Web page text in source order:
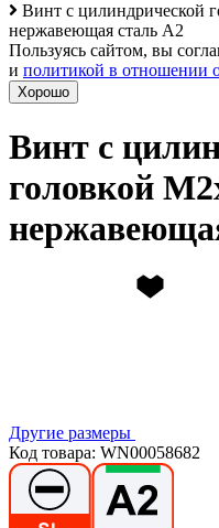
Винт с цилиндрической
нержавеющая сталь А2
Пользуясь сайтом, вы
и политикой в отношении
Хорошо
Винт с
головкой
Другие размеры
Код товара: WN00058682